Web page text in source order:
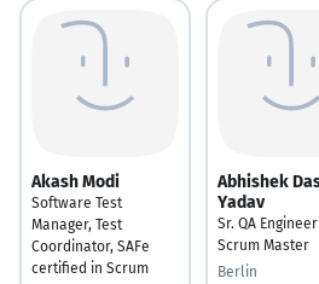
Akash Modi
Software Test
Manager, Test
Coordinator, SAFe
certified in Scrum
Abhishek
Yadav
Sr. QA
Scrum Master
Berlin